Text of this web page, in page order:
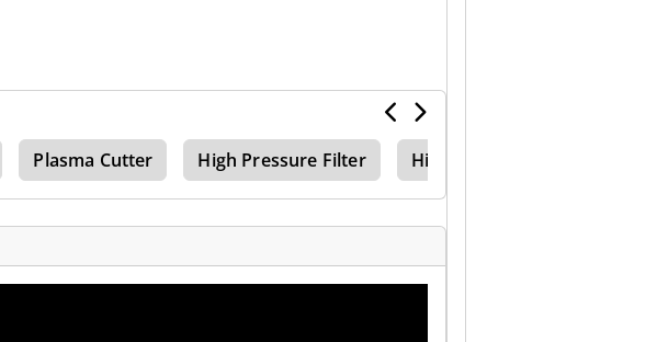
Plasma Cutter High Pressure Filter High Pressure Cleaning